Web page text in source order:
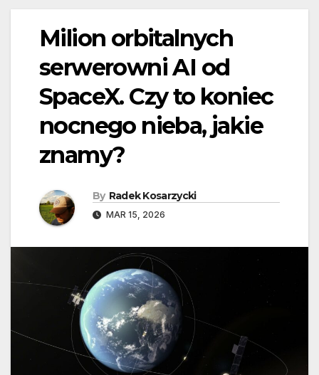
Milion orbitalnych
serwerowni AI od
SpaceX. Czy to koniec
nocnego nieba, jakie
znamy?
By Radek Kosarzycki
MAR 15, 2026